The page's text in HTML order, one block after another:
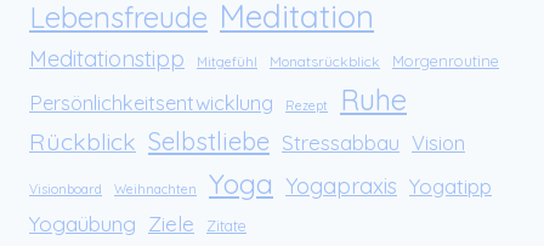
Lebensfreude Meditation
Meditationstipp Mitgefühl Monatsrückblick Morgenroutine
Persönlichkeitsentwicklung Rezept Ruhe
Rückblick Selbstliebe Stressabbau Vision
Visionboard Weihnachten Yoga Yogapraxis Yogatipp
Yogaübung Ziele Zitate